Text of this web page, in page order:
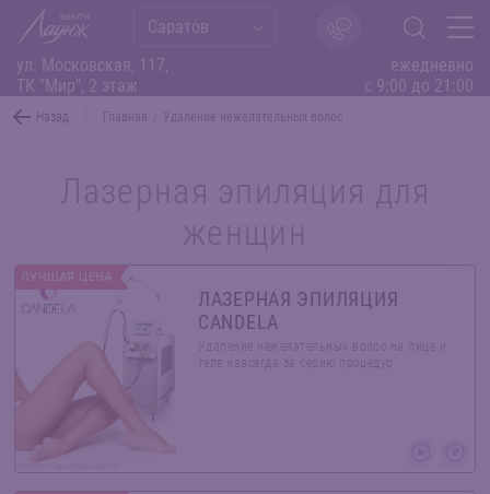
ул. Московская, 117,
ТК "Мир", 2 этаж
ежедневно
с 9:00 до 21:00
Саратов
Назад Главная Удаление нежелательных волос
Лазерная эпиляция для
женщин
ЛУЧШАЯ ЦЕНА
ЛАЗЕРНАЯ ЭПИЛЯЦИЯ
CANDELA
Удаление нежелательных волос на лице и
теле навсегда за серию процедур